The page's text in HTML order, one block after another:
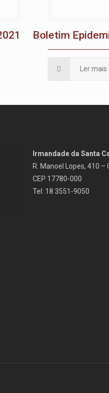
Boletim
Ler mais
Irmandade da Santa
R. Manoel Lopes, 410 –
CEP 17780-000
Tel: 18 3551-9050